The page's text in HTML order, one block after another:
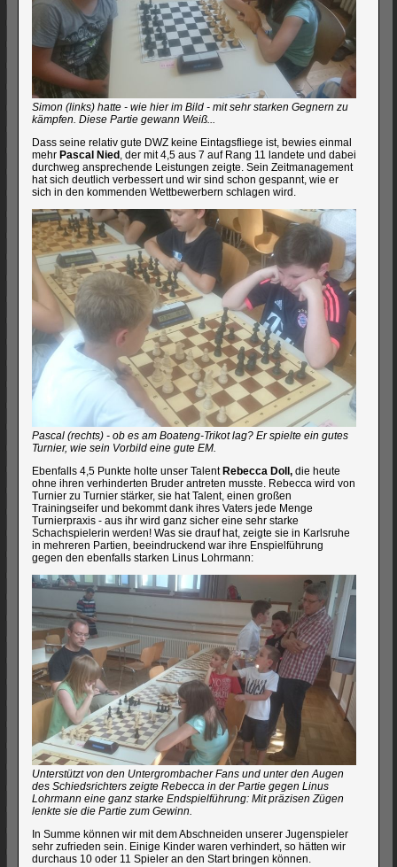
Simon (links) hatte - wie hier im Bild - mit sehr starken Gegnern zu
kämpfen. Diese Partie gewann Weiß...
Dass seine relativ gute DWZ keine Eintagsfliege ist, bewies einmal
mehr Pascal Nied , der mit 4,5 aus 7 auf Rang 11 landete und dabei
durchweg ansprechende Leistungen zeigte. Sein Zeitmanagement
hat sich deutlich verbessert und wir sind schon gespannt, wie er
sich in den kommenden Wettbewerbern schlagen wird.
Pascal (rechts) - ob es am Boateng-Trikot lag? Er spielte ein gutes
Turnier, wie sein Vorbild eine gute EM.
Ebenfalls 4,5 Punkte holte unser TalentRebecca Doll, die heute
ohne ihren verhinderten Bruder antreten musste. Rebecca wird von
Turnier zu Turnier stärker, sie hat Talent, einen großen
Trainingseifer und bekommt dank ihres Vaters jede Menge
Turnierpraxis - aus ihr wird ganz sicher eine sehr starke
Schachspielerin werden! Was sie drauf hat, zeigte sie in Karlsruhe
in mehreren Partien, beeindruckend war ihre Enspielführung
gegen den ebenfalls starken Linus Lohrmann:
Unterstützt von den Untergrombacher Fans und unter den Augen
des Schiedsrichters zeigte Rebecca in der Partie gegen Linus
Lohrmann eine ganz starke Endspielführung: Mit präzisen Zügen
lenkte sie die Partie zum Gewinn.
In Summe können wir mit dem Abschneiden unserer Jugenspieler
sehr zufrieden sein. Einige Kinder waren verhindert, so hätten wir
durchaus 10 oder 11 Spieler an den Start bringen können.